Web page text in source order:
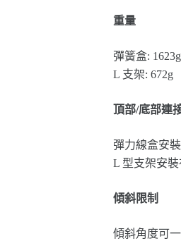
重量
彈簧盒: 1623g
L 支架: 672g
頂部/底部連
彈力線盒安
L 型支架安裝
傾斜限制
傾斜角度可